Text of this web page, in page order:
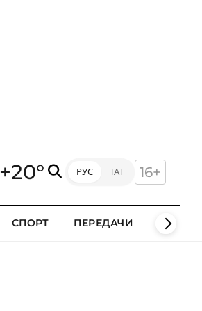
+20° РУС ТАТ 16+
СПОРТ ПЕРЕДАЧИ КЛИПЫ